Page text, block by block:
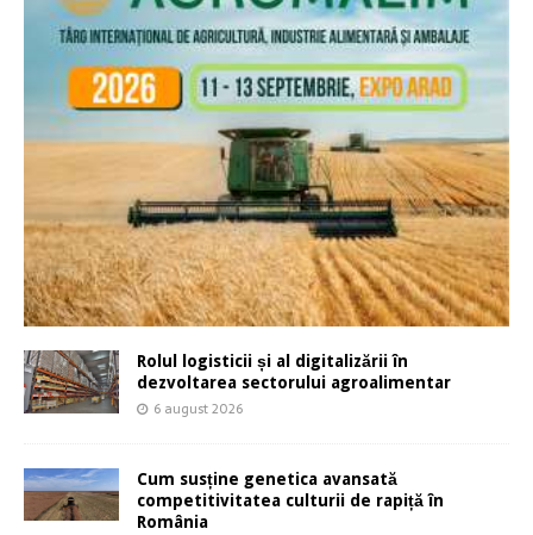
Rolul logisticii și al digitalizării în
dezvoltarea sectorului agroalimentar
6 august 2026
Cum susține genetica avansată
competitivitatea culturii de rapiță în
România